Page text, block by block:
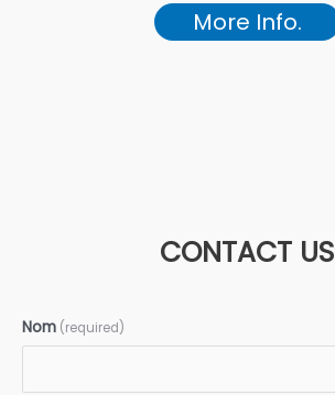
More Info.
CONTACT US
Nom (required)